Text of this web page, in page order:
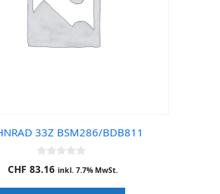
33Z BSM286/BDB811
0
o
CHF 83.16 inkl. 7.7% MwSt.